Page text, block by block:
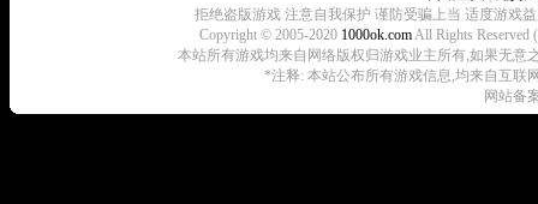
拒绝盗版游戏 注意自我保护 谨防受骗上当 适度游戏
Copyright © 2005-2020 1000ok.comAll Rights
本站所有游戏均来自网络版权归游戏业主所有,如果无意
*注释: 本站公布所有游戏信息,均来自互联
网站备